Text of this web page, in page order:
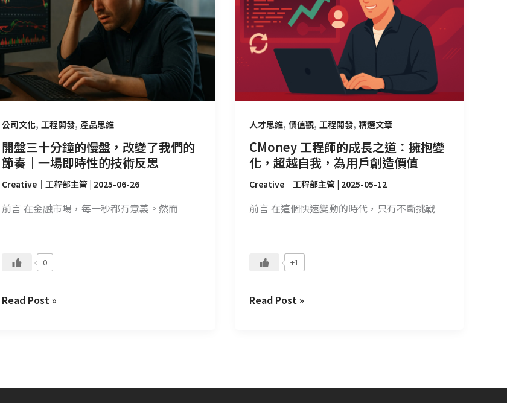
公司文化, 工程開發, 產品思維
開盤三十分鐘的慢盤，改變了我們的
節奏｜一場即時性的技術反思
Creative｜工程部主管 | 2025-06-26
前言 在金融市場，每一秒都有意義。然而
0
十
分
鐘
的
慢
盤，
改
了
我
們
節
奏
性
Read Post »
人才思維,價值觀,工程開發, 精選文章
CMoney 工程師的成長之道：擁抱變
化，超越自我，為用戶創造價值
Creative｜工程部主管 | 2025-05-12
前言 在這個快速變動的時代，只有不斷挑戰
+1
師
的
成
長
擁
變
化，
超
自
我，
價
Read Post »